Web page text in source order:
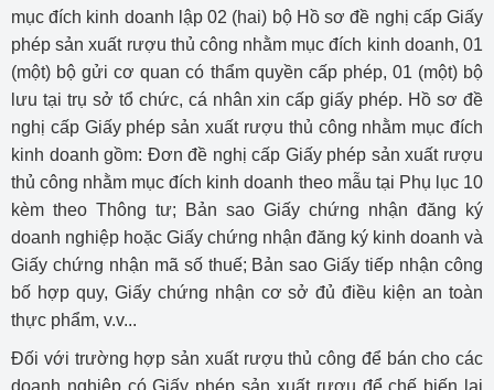
mục đích kinh doanh lập 02 (hai) bộ Hồ sơ đề nghị cấp Giấy
phép sản xuất rượu thủ công nhằm mục đích kinh doanh, 01
(một) bộ gửi cơ quan có thẩm quyền cấp phép, 01 (một) bộ
lưu tại trụ sở tổ chức, cá nhân xin cấp giấy phép. Hồ sơ đề
nghị cấp Giấy phép sản xuất rượu thủ công nhằm mục đích
kinh doanh gồm: Đơn đề nghị cấp Giấy phép sản xuất rượu
thủ công nhằm mục đích kinh doanh theo mẫu tại Phụ lục 10
kèm theo Thông tư; Bản sao Giấy chứng nhận đăng ký
doanh nghiệp hoặc Giấy chứng nhận đăng ký kinh doanh và
Giấy chứng nhận mã số thuế; Bản sao Giấy tiếp nhận công
bố hợp quy, Giấy chứng nhận cơ sở đủ điều kiện an toàn
thực phẩm, v.v...
Đối với trường hợp sản xuất rượu thủ công để bán cho các
doanh nghiệp có Giấy phép sản xuất rượu để chế biến lại